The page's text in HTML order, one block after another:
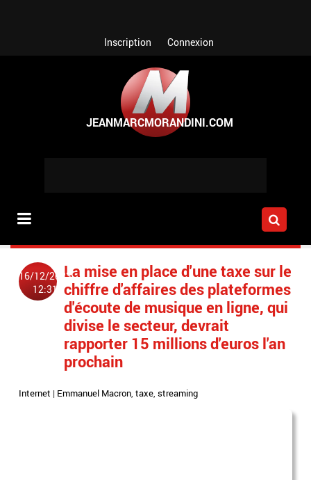
Inscription Connexion
16/12/2023
12:31
La mise en place d'une taxe sur le
chiffre d'affaires des plateformes
d'écoute de musique en ligne, qui
divise le secteur, devrait
rapporter 15 millions d'euros l'an
prochain
Internet | Emmanuel Macron,taxe,streaming